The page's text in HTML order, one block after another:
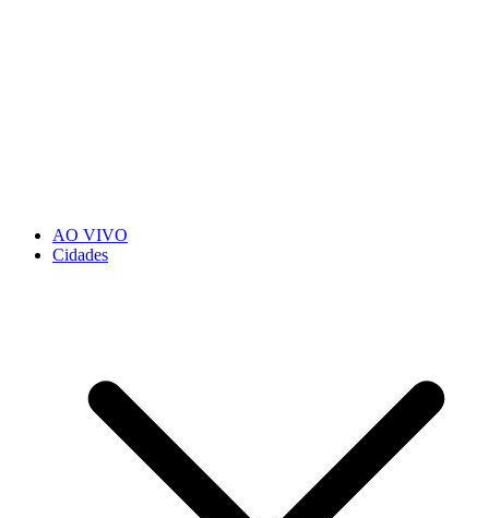
AO VIVO
Cidades